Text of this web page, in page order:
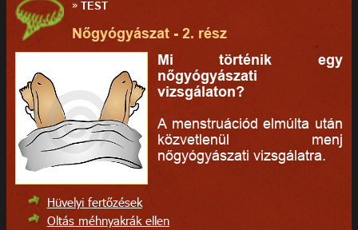
»TEST
Nőgyógyászat - 2. rész
Mi történik egy
nőgyógyászati
vizsgálaton?
A menstruációd elmúlta után
közvetlenül menj
nőgyógyászati vizsgálatra.
Hüvelyi fertőzések
Oltás méhnyakrák ellen